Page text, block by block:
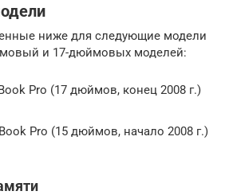
ниже для следующие модели
и 17-дюймовых моделей:
Pro (17 дюймов, конец 2008 г.)
Pro (15 дюймов, начало 2008 г.)